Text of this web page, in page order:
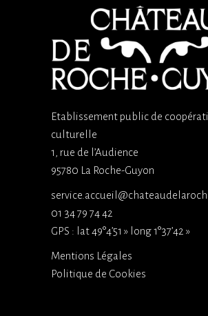
Etablissement public de
culturelle
1, rue de l’Audience
95780 La Roche-Guyon
01 34 79 74 42
GPS : lat 49°4’51 » long 1°37’42 »
Mentions Légales
Politique de Cookies